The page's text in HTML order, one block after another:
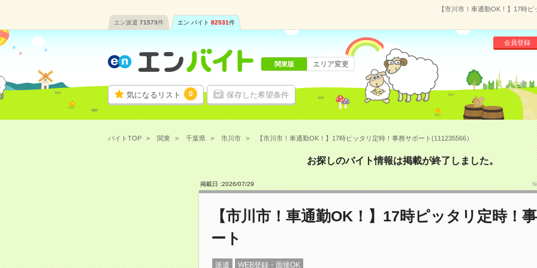
【市川市！車通勤OK！】17時
エン派遣 71573件 エン バイト 82531件
気になるリスト 0 保存した希望条件
会員登録
関東版 エリア変更
バイトTOP 関東 千葉県 市川市 【市川市！車通勤OK！】17時ピッタリ定時！事務サポート(111235566）
お探しのバイト情報は掲載が終了しました。
掲載日 :2026/07/29
【市川市！車通勤OK！】17時ピッタリ定時！
ート
派遣 WEB登録・面接OK